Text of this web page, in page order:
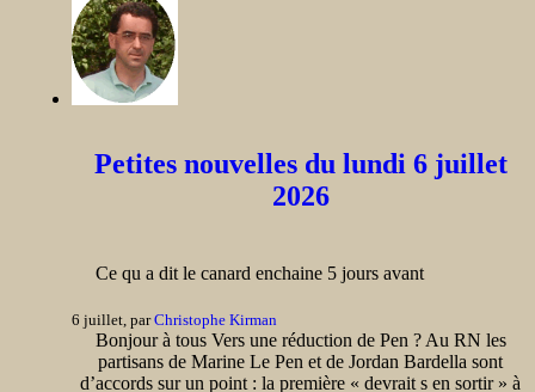
Petites nouvelles du lundi 6 juillet
2026
Ce qu a dit le canard enchaine 5 jours avant
6 juillet, parChristophe Kirman
Bonjour à tous Vers une réduction de Pen ? Au RN les
partisans de Marine Le Pen et de Jordan Bardella sont
d’accords sur un point : la première « devrait s en sortir » à